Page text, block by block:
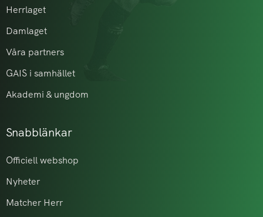
Herrlaget
Damlaget
Våra partners
GAIS i samhället
Akademi & ungdom
Snabblänkar
Officiell webshop
Nyheter
Matcher Herr